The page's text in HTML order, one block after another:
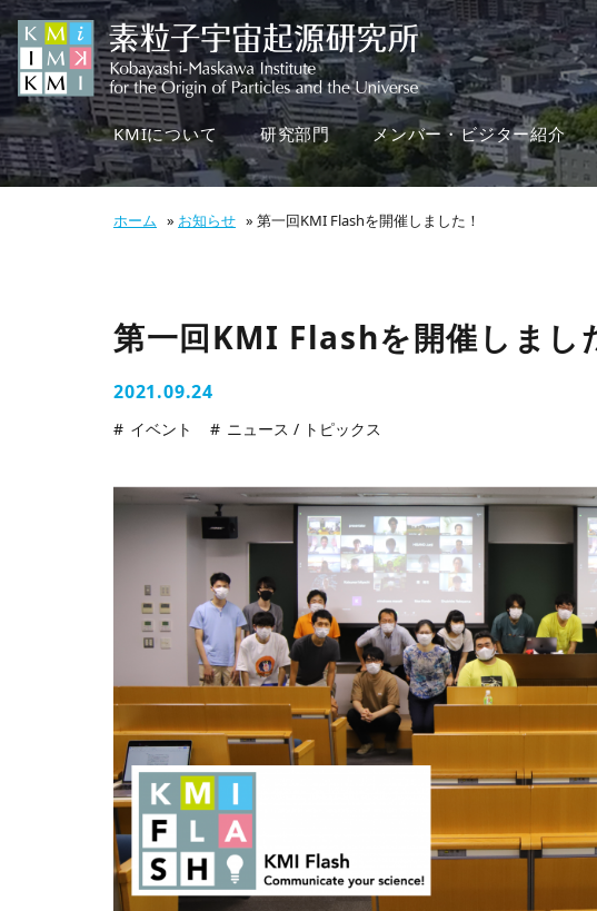
KMIについて 研究部門 メンバー・ビジター紹介
ホーム » お知らせ » 第一回KMI Flashを開催しました！
第一回KMI Flashを開催しまし
2021.09.24
イベント ニュース / トピックス